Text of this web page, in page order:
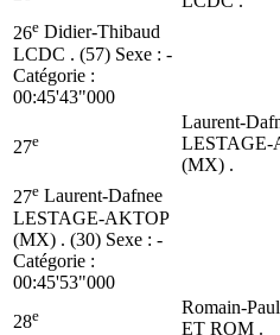
26e Didier-Thibaud
LCDC . (57) Sexe : -
Catégorie :
00:45'43"000
27e
Laurent-
LESTAGE-
(MX) .
27e Laurent-Dafnee
LESTAGE-AKTOP
(MX) . (30) Sexe : -
Catégorie :
00:45'53"000
28e
Romain-
ET ROM .